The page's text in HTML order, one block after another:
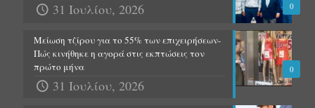
0
31 Ιουλίου, 2026
0
Μείωση τζίρου για το 55% των επιχειρήσεων-
Πώς κινήθηκε η αγορά στις εκπτώσεις τον
πρώτο μήνα
31 Ιουλίου, 2026